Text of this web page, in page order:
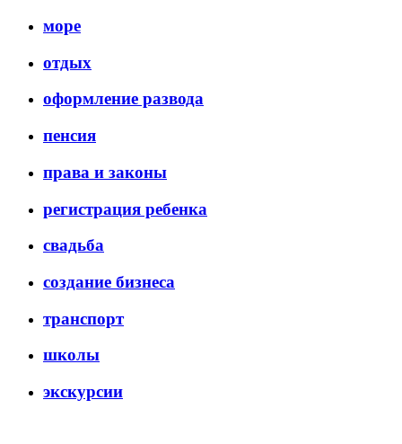
море
отдых
оформление развода
пенсия
права и законы
регистрация ребенка
свадьба
создание бизнеса
транспорт
школы
экскурсии